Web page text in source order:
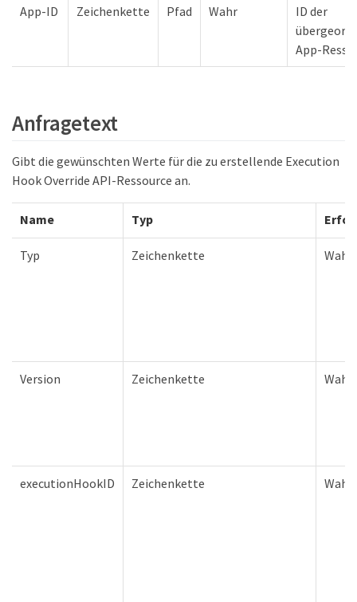
App-ID Zeichenkette Pfad Wahr
ID der
App-
Anfragetext
Gibt die gewünschten Werte für die zu erstellende Execution
Hook Override API-Ressource an.
Name Typ
Typ Zeichenkette Wahr
Version Zeichenkette Wahr
executionHookID Zeichenkette Wahr